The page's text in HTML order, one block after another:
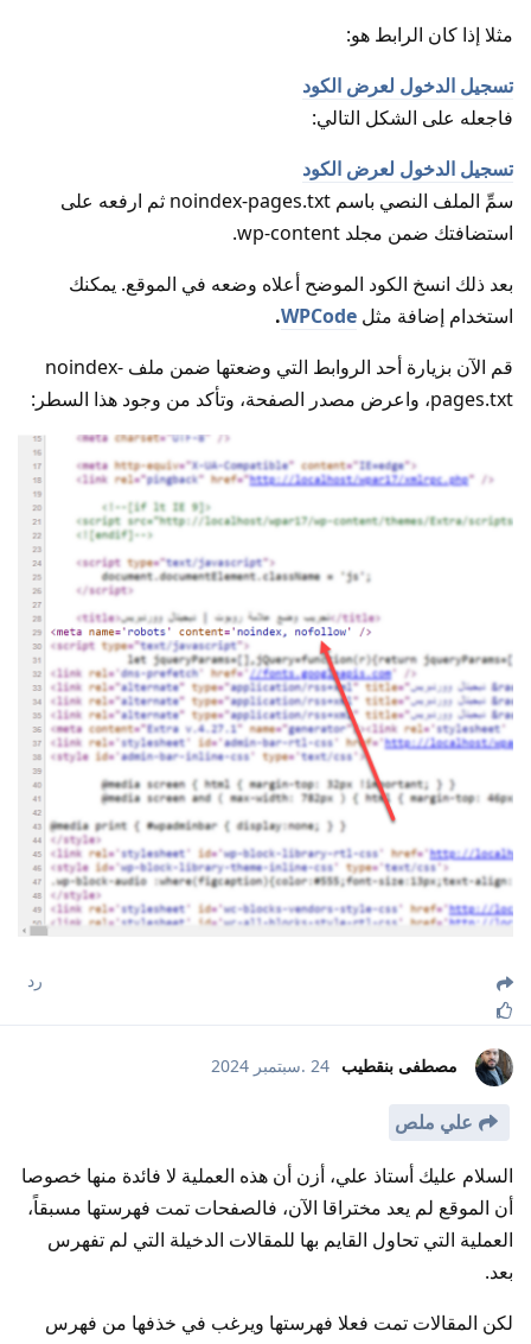
مثلا إذا كان الرابط هو:
تسجيل الدخول لعرض الكود
فاجعله على الشكل التالي:
تسجيل الدخول لعرض الكود
سمِّ الملف النصي باسم noindex-pages.txt ثم ارفعه على
استضافتك ضمن مجلد wp-content.
بعد ذلك انسخ الكود الموضح أعلاه وضعه في الموقع. يمكنك
استخدام إضافة مثل WPCode
.
قم الآن بزيارة أحد الروابط التي وضعتها ضمن ملف noindex-
pages.txt، واعرض مصدر الصفحة، وتأكد من وجود هذا السطر:
رد
مصطفى بنقطيب 24 .سبتمبر 2024
علي ملص
السلام عليك أستاذ علي، أزن أن هذه العملية لا فائدة منها خصوصا
أن الموقع لم يعد مختراقا الآن، فالصفحات تمت فهرستها مسبقاً،
العملية التي تحاول القايم بها للمقالات الدخيلة التي لم تفهرس
بعد.
لكن المقالات تمت فعلا فهرستها ويرغب في خذفها من فهرس